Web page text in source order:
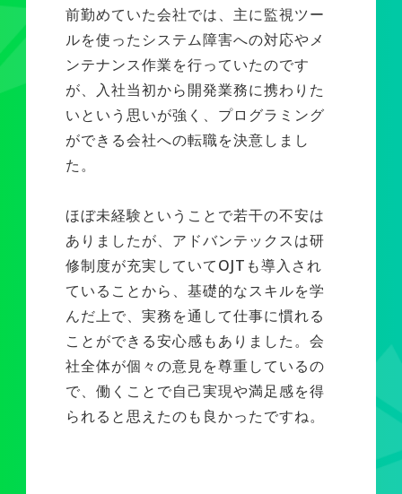
前勤めていた会社では、主に監視ツー
ルを使ったシステム障害への対応やメ
ンテナンス作業を行っていたのです
が、入社当初から開発業務に携わりた
いという思いが強く、プログラミング
ができる会社への転職を決意しまし
た。
ほぼ未経験ということで若干の不安は
ありましたが、アドバンテックスは研
修制度が充実していてOJTも導入され
ていることから、基礎的なスキルを学
んだ上で、実務を通して仕事に慣れる
ことができる安心感もありました。会
社全体が個々の意見を尊重しているの
で、働くことで自己実現や満足感を得
られると思えたのも良かったですね。